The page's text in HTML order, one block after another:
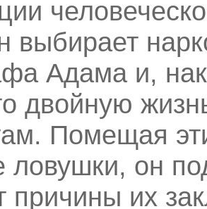
выбирает
Адама и,
двойную
Помещая
ловушки, он
причины их